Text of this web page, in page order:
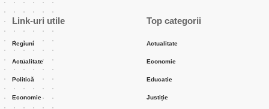
Link-uri utile
Regiuni
Actualitate
Politică
Economie
Top categorii
Actualitate
Economie
Educatie
Justiție